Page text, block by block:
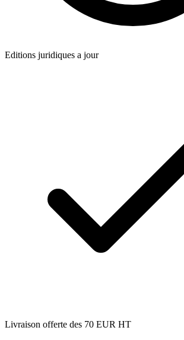
Editions juridiques a jour
Livraison offerte des 70 EUR HT